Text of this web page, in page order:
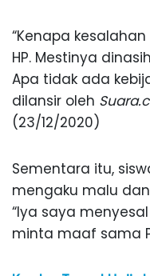
“Kenapa
HP. Mestinya
Apa tidak ada
dilansir oleh
(23/12/2020)
Sementara itu,
mengaku malu
“Iya saya
minta maaf sama